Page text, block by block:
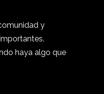
y
haya algo que